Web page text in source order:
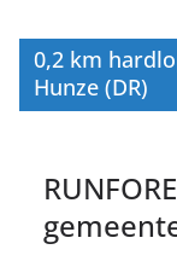
0,2 km
Hunze (DR)